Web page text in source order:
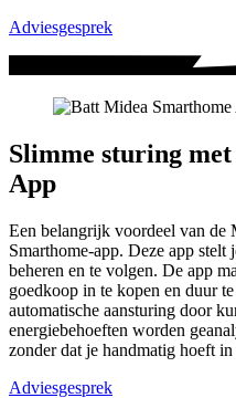
Adviesgesprek
Slimme sturing
App
Een belangrijk voordeel van de
Smarthome-app. Deze app stelt
beheren en te volgen. De app
goedkoop in te kopen en duur
automatische aansturing door
energiebehoeften worden
zonder dat je handmatig hoeft
Adviesgesprek